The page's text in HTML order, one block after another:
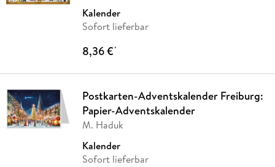
Kalender
Sofort lieferbar
8,36 €*
Postkarten-Adventskalender Freiburg:
Papier-Adventskalender
M. Haduk
Kalender
Sofort lieferbar